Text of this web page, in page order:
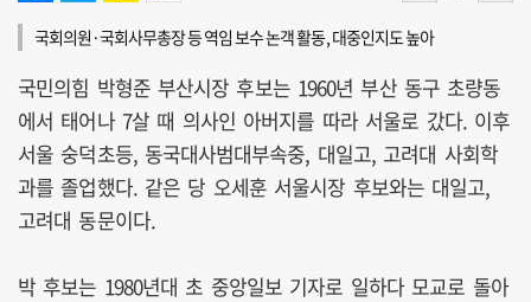
국회의원·국회사무총장 등 역임 보수 논객 활동, 대중인지도 높아
국민의힘 박형준 부산시장 후보는 1960년 부산 동구 초량동
에서 태어나 7살 때 의사인 아버지를 따라 서울로 갔다. 이후
서울 숭덕초등, 동국대사범대부속중, 대일고, 고려대 사회학
과를 졸업했다. 같은 당 오세훈 서울시장 후보와는 대일고,
고려대 동문이다.
박 후보는 1980년대 초 중앙일보 기자로 일하다 모교로 돌아